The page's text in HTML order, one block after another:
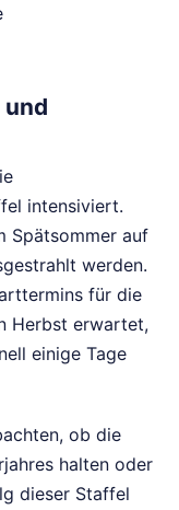
intensiviert.
Spätsommer auf
werden.
für die
Herbst erwartet,
einige Tage
ob die
halten oder
dieser Staffel